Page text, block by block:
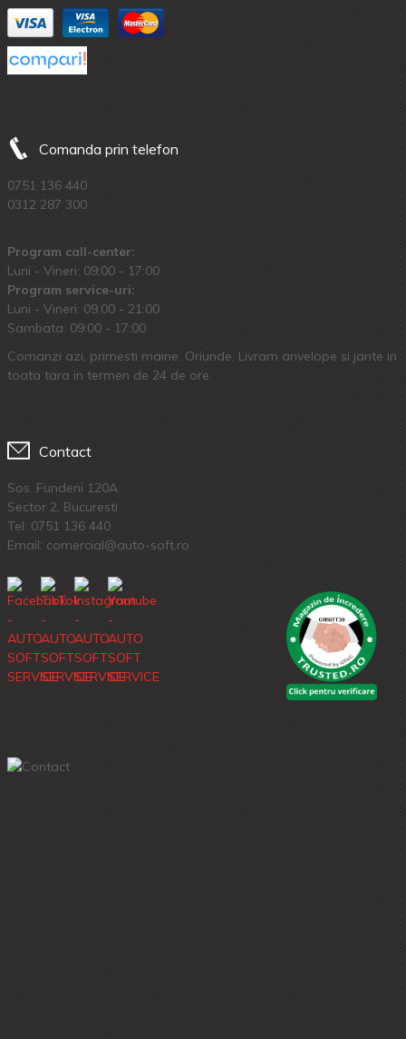
Comanda prin telefon
0751 136 440
0312 287 300
Program call-center:
Luni - Vineri: 09:00 - 17:00
Program service-uri:
Luni - Vineri: 09.00 - 21:00
Sambata: 09:00 - 17:00
Comanzi azi, primesti maine. Oriunde. Livram anvelope si jante in
toata tara in termen de 24 de ore.
Contact
Sos. Fundeni 120A
Sector 2, Bucuresti
Tel: 0751 136 440
Email: comercial@auto-soft.ro